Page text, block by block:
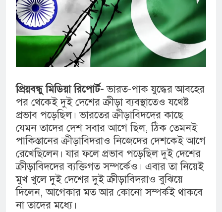
প্রিয়বন্ধু মিডিয়া রিপোর্ট-ভারত-পাক যুদ্ধের আবহের
পর থেকেই দুই দেশের ক্রীড়া ব্যবস্থাতেও যথেষ্ট
প্রভাব পড়েছিল। ভারতের ক্রীড়াবিদদের কাছে
যেমন তাদের দেশ সবার আগে ছিল, ঠিক তেমনই
পাকিস্তানের ক্রীড়াবিদরাও নিজেদের দেশকেই আগে
রেখেছিলেন। যার ফলে প্রভাব পড়েছিল দুই দেশের
ক্রীড়াবিদদের ব্যক্তিগত সম্পর্কেও। এবার তা নিয়েই
মুখ খুলে দুই দেশের দুই ক্রীড়াবিদরাও বুঝিয়ে
দিলেন, আগেকার মত আর কোনো সম্পর্কই থাকবে
না তাদের মধ্যে।